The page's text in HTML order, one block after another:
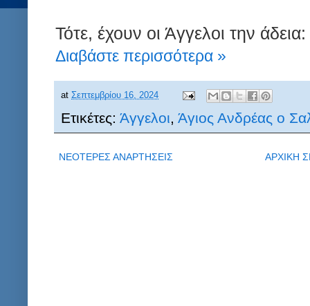
Τότε, έχουν οι Άγγελοι την άδεια:
Διαβάστε περισσότερα »
at Σεπτεμβρίου 16, 2024
Ετικέτες: Άγγελοι, Άγιος Ανδρέας ο
ΝΕΟΤΕΡΕΣ ΑΝΑΡΤΗΣΕΙΣ ΑΡΧΙΚΗ